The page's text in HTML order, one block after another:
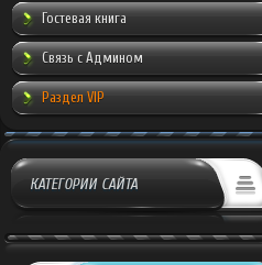
Гостевая книга
Связь с Админом
Раздел VIP
КАТЕГОРИИ САЙТА